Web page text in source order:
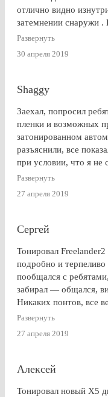
отлично видно
затемнении снаружи
: Очень доволен . Буду
Развернуть
30 апреля 2019
Shaggy
Заехал, попросил
пленки и возможных
затонированном
разъяснили, все
при условии, что я не
тонироваться. для
дешевле. в
решил, что буду
Развернуть
27 апреля 2019
Сергей
Тонировал
подробно и
пообщался с
забирал — общался,
Никаких понтов, все
сделана очень
стекла (есть, правда,
но это я уже
посоветоваться
Развернуть
27 апреля 2019
Алексей
Тонировал новый Х5